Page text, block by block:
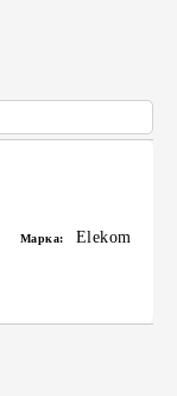
Марка: Elekom